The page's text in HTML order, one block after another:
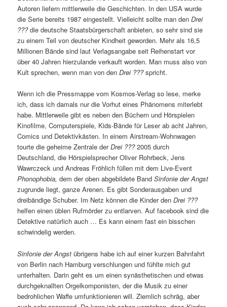
Autoren liefern mittlerweile die Geschichten. In den USA wurde
die Serie bereits 1987 eingestellt. Vielleicht sollte man denDrei
???die deutsche Staatsbürgerschaft anbieten, so sehr sind sie
zu einem Teil von deutscher Kindheit geworden. Mehr als 16,5
Millionen Bände sind laut Verlagsangabe seit Reihenstart vor
über 40 Jahren hierzulande verkauft worden. Man muss also von
Kult sprechen, wenn man von denDrei ???spricht.
Wenn ich die Pressmappe vom Kosmos-Verlag so lese, merke
ich, dass ich damals nur die Vorhut eines Phänomens miterlebt
habe. Mittlerweile gibt es neben den Büchern und Hörspielen
Kinofilme, Computerspiele, Kids-Bände für Leser ab acht Jahren,
Comics und Detektivkästen. In einem Airstream-Wohnwagen
tourte die geheime Zentrale derDrei ???2005 durch
Deutschland, die Hörspielsprecher Oliver Rohrbeck, Jens
Wawrczeck und Andreas Fröhlich füllen mit dem Live-Event
Phonophobia, dem der oben abgebildete BandSinfonie der Angst
zugrunde liegt, ganze Arenen. Es gibt Sonderausgaben und
dreibändige Schuber. Im Netz können die Kinder denDrei ???
helfen einen üblen Rufmörder zu entlarven. Auf facebook sind die
Detektive natürlich auch … Es kann einem fast ein bisschen
schwindelig werden.
Sinfonie der Angst übrigens habe ich auf einer kurzen Bahnfahrt
von Berlin nach Hamburg verschlungen und fühlte mich gut
unterhalten. Darin geht es um einen synästhetischen und etwas
durchgeknallten Orgelkomponisten, der die Musik zu einer
bedrohlichen Waffe umfunktionieren will. Ziemlich schräg, aber